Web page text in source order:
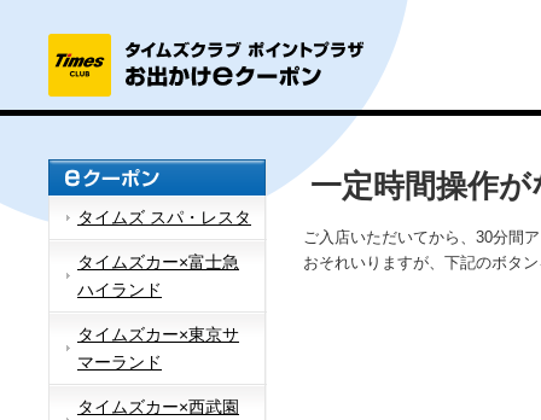
タイムズ スパ・レスタ
タイムズカー×富士急
ハイランド
タイムズカー×東京サ
マーランド
タイムズカー×西武園
一定時間操作
ご入店いただいてから、30分間
おそれいりますが、下記のボタ